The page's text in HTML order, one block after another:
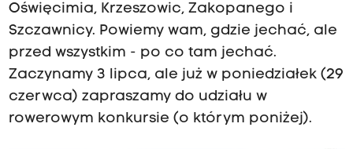
Oświęcimia, Krzeszowic, Zakopanego i
Szczawnicy. Powiemy wam, gdzie jechać, ale
przed wszystkim - po co tam jechać.
Zaczynamy 3 lipca, ale już w poniedziałek (29
czerwca) zapraszamy do udziału w
rowerowym konkursie (o którym poniżej).